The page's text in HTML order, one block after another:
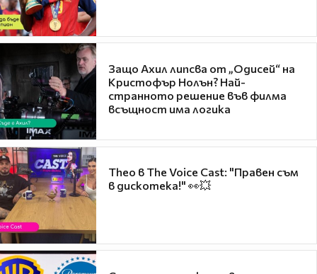
Защо Ахил липсва от „Одисей“ на
Кристофър Нолън? Най-
странното решение във филма
всъщност има логика
Theo в The Voice Cast: "Правен съм
в дискотека!" 👀💥